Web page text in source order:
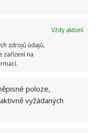
Vždy aktivní
zdrojů údajů,
zařízení na
poloze,
vyžádaných